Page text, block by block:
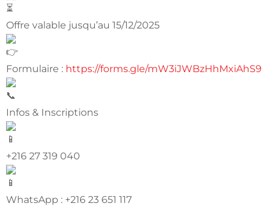
Offre valable jusqu’au 15/12/2025
Formulaire : https://forms.gle/mW3iJWBzHhMxiAhS9
Infos & Inscriptions
+216 27 319 040
WhatsApp : +216 23 651 117